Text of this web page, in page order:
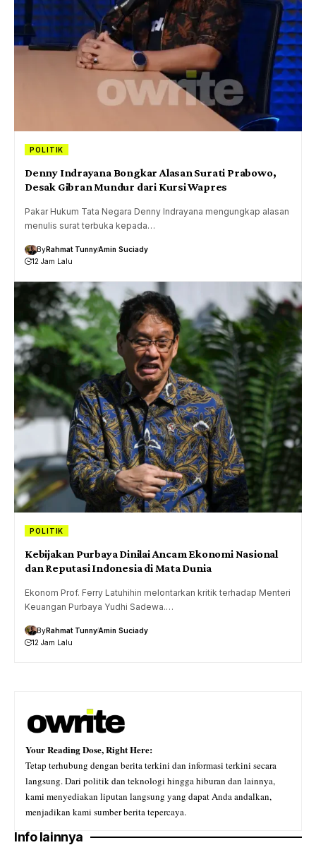
POLITIK
Denny Indrayana Bongkar Alasan Surati Prabowo,
Desak Gibran Mundur dari Kursi Wapres
Pakar Hukum Tata Negara Denny Indrayana mengungkap alasan
menulis surat terbuka kepada…
ByRahmat TunnyAmin Suciady
12 Jam Lalu
POLITIK
Kebijakan Purbaya Dinilai Ancam Ekonomi Nasional
dan Reputasi Indonesia di Mata Dunia
Ekonom Prof. Ferry Latuhihin melontarkan kritik terhadap Menteri
Keuangan Purbaya Yudhi Sadewa.…
ByRahmat TunnyAmin Suciady
12 Jam Lalu
Your Reading Dose, Right Here:
Tetap terhubung dengan berita terkini dan informasi terkini secara
langsung. Dari politik dan teknologi hingga hiburan dan lainnya,
kami menyediakan liputan langsung yang dapat Anda andalkan,
menjadikan kami sumber berita tepercaya.
Info lainnya